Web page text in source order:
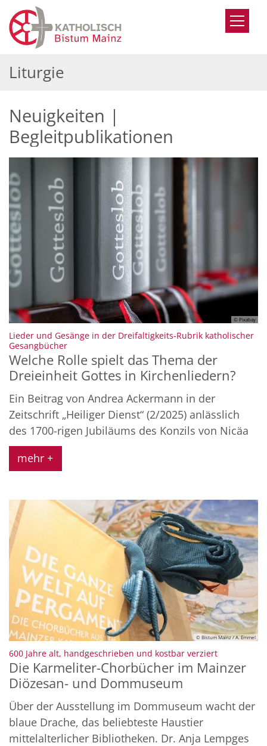
Zum Inhalt springen
Liturgie
Neuigkeiten |
Begleitpublikationen
© Pixabay
Lieder und Gesänge in der Dreifaltigkeits-Rubrik katholischer
Gesangbücher:
Welche Rolle spielt das Thema der
Dreieinheit Gottes in Kirchenliedern?
Ein Beitrag von Andrea Ackermann in der
Zeitschrift „Heiliger Dienst“ (2/2025) anlässlich
des 1700-rigen Jubiläums des Konzils von Nicäa
mehr +
© Bistum Mainz / A. Emmel
600 Jahre alt, handgeschrieben und kostbar verziert:
Die Karmeliter-Chorbücher im Mainzer
Diözesan- und Dommuseum
Über der Ausstellung im Dommuseum wacht der
blaue Drache, das beliebteste Haustier
mittelalterlicher Bibliotheken. Dr. Anja Lempges